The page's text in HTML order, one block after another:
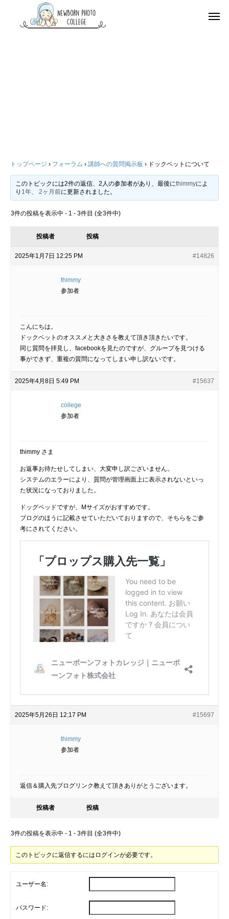
トップページ › フォーラム › 講師への質問掲示板 › ドックベットについて
このトピックには2件の返信、2人の参加者があり、最後にthimmyによ
り 1年、 2ヶ月前に更新されました。
3件の投稿を表示中 - 1 - 3件目 (全3件中)
投稿者 投稿
2025年1月7日 12:25 PM #14826
thimmy
参加者
こんにちは。
ドックベットのオススメと大きさを教えて頂き頂きたいです。
同じ質問を拝見し、facebookを見たのですが、グループを見つける
事ができず、重複の質問になってしまい申し訳ないです。
2025年4月8日 5:49 PM #15637
college
参加者
thimmy さま
お返事お待たせしてしまい、大変申し訳ございません。
システムのエラーにより、質問が管理画面上に表示されないといっ
た状況になっておりました。
ドッグベッドですが、Mサイズがおすすめです。
ブログのほうに記載させていただいておりますので、そちらをご参
考にされてください。
2025年5月26日 12:17 PM #15697
thimmy
参加者
返信＆購入先ブログリンク教えて頂きありがとうございます。
投稿者 投稿
3件の投稿を表示中 - 1 - 3件目 (全3件中)
このトピックに返信するにはログインが必要です。
ユーザー名:
パスワード: